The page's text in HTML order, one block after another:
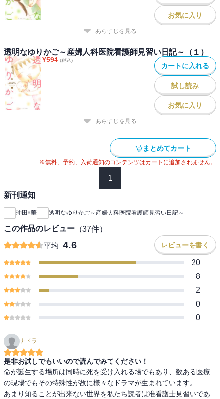
お気に入り
あらすじを見る
透明なゆりかご～産婦人科医院看護師見習い日記～（１）
¥594 (税込)
カートに入れる
試し読み
お気に入り
あらすじを見る
まとめてカート
※無料、予約、入荷通知のコンテンツはカートに追加されません。
1
新刊通知
沖田×華 透明なゆりかご～産婦人科医院看護師見習い日記～
この作品のレビュー （37件）
平均 4.6 レビューを書く
20
8
2
0
0
ナドラ
是非お試しでもいいので読んでみてください！
命が誕生する場所は同時に死を受け入れる場でもあり、数ある医療
の現場でもその特殊性が故に様々なドラマが生まれています。
あまり知ることが出来ない世界を私たち読者は准看護士見習いであ